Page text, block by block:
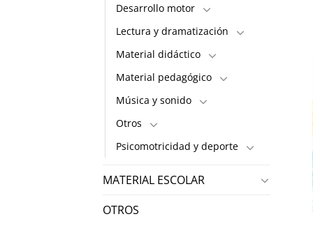
Desarrollo motor
Lectura y dramatización
Material didáctico
Material pedagógico
Música y sonido
Otros
Psicomotricidad y deporte
MATERIAL ESCOLAR
OTROS